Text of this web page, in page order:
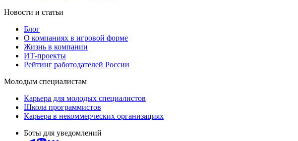
Новости и статьи
Блог
О компаниях в игровой форме
Жизнь в компании
ИТ-проекты
Рейтинг работодателей России
Молодым специалистам
Карьера для молодых специалистов
Школа программистов
Карьера в некоммерческих организациях
Боты для уведомлений